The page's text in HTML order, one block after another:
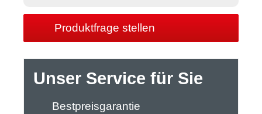
Produktfrage stellen
Unser Service für Sie
Bestpreisgarantie